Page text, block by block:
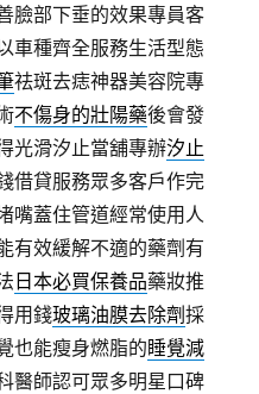
臉部下垂的效果專員客
車種齊全服務生活型態
祛斑去痣神器美容院專
不傷身的壯陽藥後會發
光滑汐止當舖專辦汐止
借貸服務眾多客戶作完
嘴蓋住管道經常使用人
有效緩解不適的藥劑有
日本必買保養品藥妝推
用錢玻璃油膜去除劑採
也能瘦身燃脂的睡覺減
醫師認可眾多明星口碑